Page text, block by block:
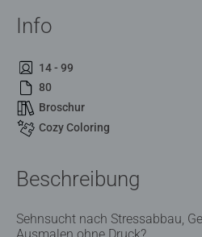
Info
14 - 99
80
Broschur
Cozy Coloring
Beschreibung
Sehnsucht nach Stressabbau,
Ausmalen ohne Druck?